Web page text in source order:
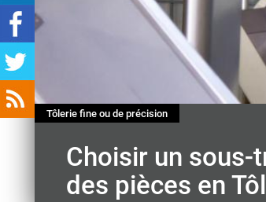
Tôlerie fine ou de précision
Choisir un
des pièces en